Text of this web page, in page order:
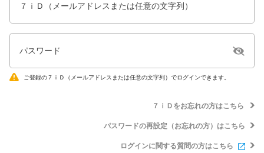
７ｉＤ（メールアドレスまたは任意の文字列）
パスワード
ご登録の７ｉＤ（メールアドレスまたは任意の文字列）でログインできます。
７ｉＤをお忘れの方はこちら
パスワードの再設定（お忘れの方）はこちら
ログインに関する質問の方はこちら